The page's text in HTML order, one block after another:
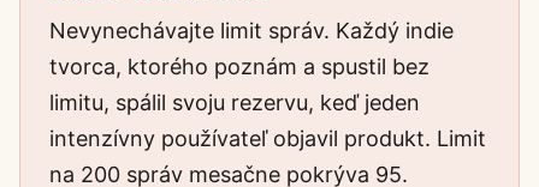
Nevynechávajte limit správ. Každý indie
tvorca, ktorého poznám a spustil bez
limitu, spálil svoju rezervu, keď jeden
intenzívny používateľ objavil produkt. Limit
na 200 správ mesačne pokrýva 95.